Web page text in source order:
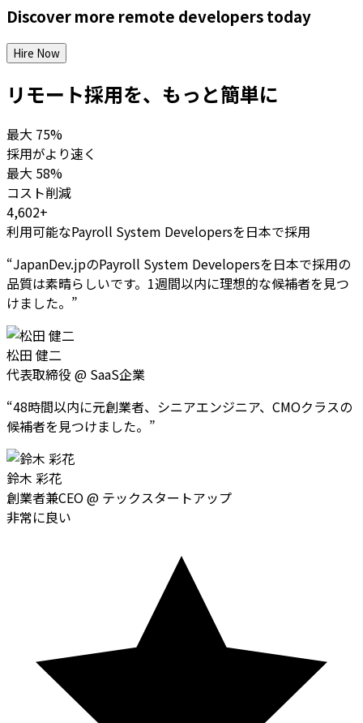
Discover more remote developerstoday
Hire Now
リモート採用を、もっと簡単に
最大 75%
採用がより速く
最大 58%
コスト削減
4,602+
利用可能なPayroll System Developersを日本で採用
“JapanDev.jpのPayroll System Developersを日本で採用の
品質は素晴らしいです。1週間以内に理想的な候補者を見つ
けました。 ”
松田 健二
代表取締役 @ SaaS企業
“48時間以内に元創業者、シニアエンジニア、CMOクラスの
候補者を見つけました。 ”
鈴木 彩花
創業者兼CEO@ テックスタートアップ
非常に良い